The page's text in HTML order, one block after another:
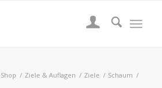
Shop / Ziele & Auflagen / Ziele / Schaum /